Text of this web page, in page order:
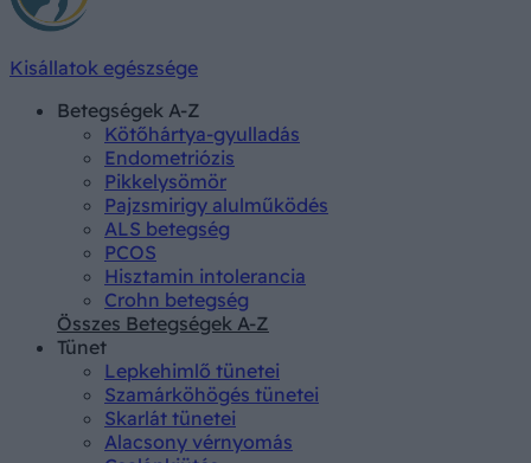
Kisállatok egészsége
Betegségek A-Z
Kötőhártya-gyulladás
Endometriózis
Pikkelysömör
Pajzsmirigy alulműködés
ALS betegség
PCOS
Hisztamin intolerancia
Crohn betegség
Összes Betegségek A-Z
Tünet
Lepkehimlő tünetei
Szamárköhögés tünetei
Skarlát tünetei
Alacsony vérnyomás